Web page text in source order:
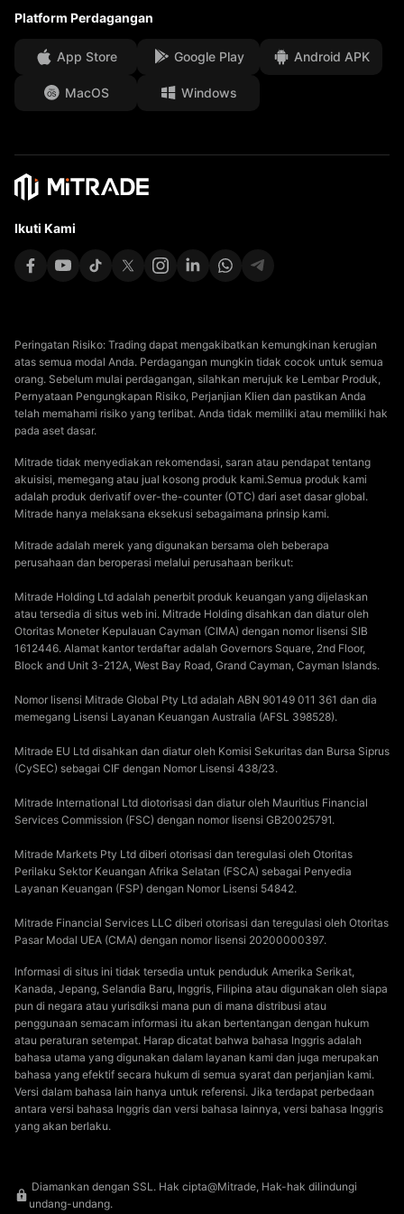
Platform Perdagangan
App Store Google Play Android APK
MacOS Windows
Ikuti Kami
Peringatan Risiko: Trading dapat mengakibatkan kemungkinan kerugian
atas semua modal Anda. Perdagangan mungkin tidak cocok untuk semua
orang. Sebelum mulai perdagangan, silahkan merujuk ke Lembar Produk,
Pernyataan Pengungkapan Risiko, Perjanjian Klien dan pastikan Anda
telah memahami risiko yang terlibat. Anda tidak memiliki atau memiliki hak
pada aset dasar.
Mitrade tidak menyediakan rekomendasi, saran atau pendapat tentang
akuisisi, memegang atau jual kosong produk kami.Semua produk kami
adalah produk derivatif over-the-counter (OTC) dari aset dasar global.
Mitrade hanya melaksana eksekusi sebagaimana prinsip kami.
Mitrade adalah merek yang digunakan bersama oleh beberapa
perusahaan dan beroperasi melalui perusahaan berikut:
Mitrade Holding Ltd adalah penerbit produk keuangan yang dijelaskan
atau tersedia di situs web ini. Mitrade Holding disahkan dan diatur oleh
Otoritas Moneter Kepulauan Cayman (CIMA) dengan nomor lisensi SIB
1612446. Alamat kantor terdaftar adalah Governors Square, 2nd Floor,
Block and Unit 3-212A, West Bay Road, Grand Cayman, Cayman Islands.
Nomor lisensi Mitrade Global Pty Ltd adalah ABN 90149 011 361 dan dia
memegang Lisensi Layanan Keuangan Australia (AFSL 398528).
Mitrade EU Ltd disahkan dan diatur oleh Komisi Sekuritas dan Bursa Siprus
(CySEC) sebagai CIF dengan Nomor Lisensi 438/23.
Mitrade International Ltd diotorisasi dan diatur oleh Mauritius Financial
Services Commission (FSC) dengan nomor lisensi GB20025791.
Mitrade Markets Pty Ltd diberi otorisasi dan teregulasi oleh Otoritas
Perilaku Sektor Keuangan Afrika Selatan (FSCA) sebagai Penyedia
Layanan Keuangan (FSP) dengan Nomor Lisensi 54842.
Mitrade Financial Services LLC diberi otorisasi dan teregulasi oleh Otoritas
Pasar Modal UEA (CMA) dengan nomor lisensi 20200000397.
Informasi di situs ini tidak tersedia untuk penduduk Amerika Serikat,
Kanada, Jepang, Selandia Baru, Inggris, Filipina atau digunakan oleh siapa
pun di negara atau yurisdiksi mana pun di mana distribusi atau
penggunaan semacam informasi itu akan bertentangan dengan hukum
atau peraturan setempat. Harap dicatat bahwa bahasa Inggris adalah
bahasa utama yang digunakan dalam layanan kami dan juga merupakan
bahasa yang efektif secara hukum di semua syarat dan perjanjian kami.
Versi dalam bahasa lain hanya untuk referensi. Jika terdapat perbedaan
antara versi bahasa Inggris dan versi bahasa lainnya, versi bahasa Inggris
yang akan berlaku.
Diamankan dengan SSL. Hak cipta@Mitrade, Hak-hak dilindungi
undang-undang.